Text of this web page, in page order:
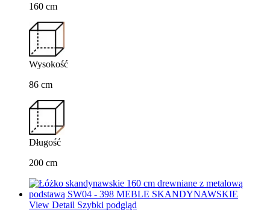
160 cm
Wysokość
86 cm
Długość
200 cm
View Detail Szybki podgląd